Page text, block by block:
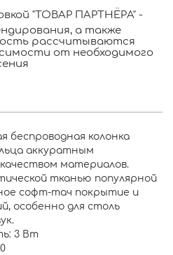
"ТОВАР ПАРТНЁРА" -
а также
рассчитываются
от необходимого
беспроводная колонка
аккуратным
материалов.
тканью популярной
софт-тач покрытие и
особенно для столь
3 Вт